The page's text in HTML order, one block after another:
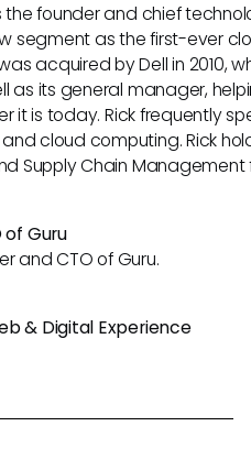
the founder and chief
segment as the first-ever
acquired by Dell in 2010,
as its general manager,
it is today. Rick frequently
cloud computing. Rick
Supply Chain Management
Guru
and CTO of Guru.
& Digital Experience